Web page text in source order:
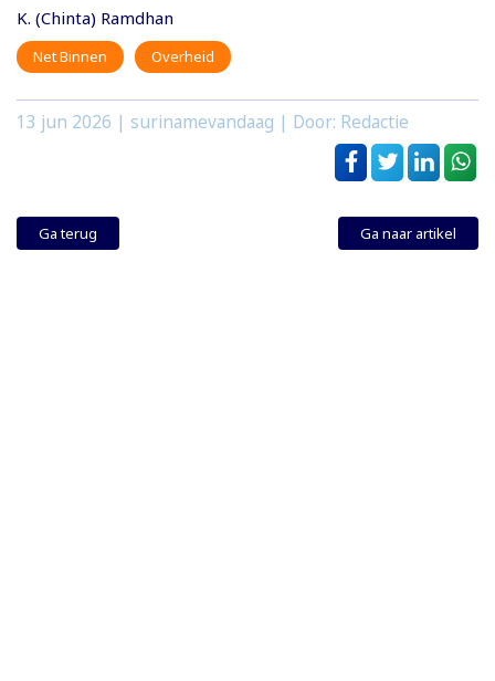
K. (Chinta) Ramdhan
Net Binnen Overheid
13 jun 2026 | surinamevandaag | Door: Redactie
Ga terug Ga naar artikel